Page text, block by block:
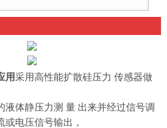
用采用高性能扩散硅压力 传感器做
液体静压力测 量 出来并经过信号调
电压信号输出，